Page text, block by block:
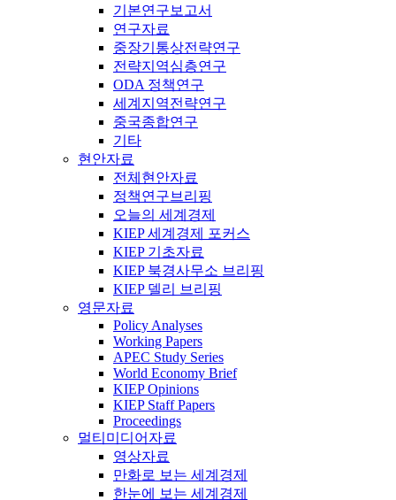
기본연구보고서
연구자료
중장기통상전략연구
전략지역심층연구
ODA 정책연구
세계지역전략연구
중국종합연구
기타
현안자료
전체현안자료
정책연구브리핑
오늘의 세계경제
KIEP 세계경제 포커스
KIEP 기초자료
KIEP 북경사무소 브리핑
KIEP 델리 브리핑
영문자료
Policy Analyses
Working Papers
APEC Study Series
World Economy Brief
KIEP Opinions
KIEP Staff Papers
Proceedings
멀티미디어자료
영상자료
만화로 보는 세계경제
한눈에 보는 세계경제